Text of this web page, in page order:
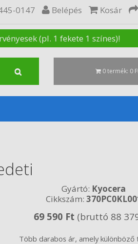
0147 Belépés Kosár
(pl. 1 fekete 1 színes)!
0 termék: 0
Gyártó: Kyocera
Cikkszám:
69 590 Ft (bruttó 88
Több darabos ár, amely különböző